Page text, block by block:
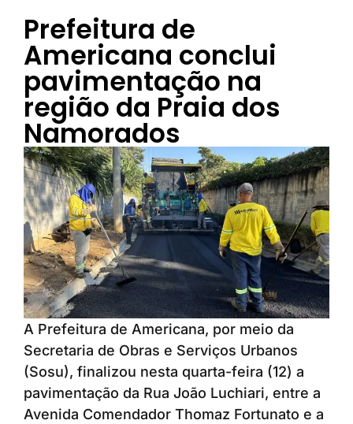
Prefeitura de
Americana conclui
pavimentação na
região da Praia dos
Namorados
A Prefeitura de Americana, por meio da
Secretaria de Obras e Serviços Urbanos
(Sosu), finalizou nesta quarta-feira (12) a
pavimentação da Rua João Luchiari, entre a
Avenida Comendador Thomaz Fortunato e a